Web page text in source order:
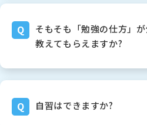
ますが、ご予算等を踏ま
らっています。
いただいたコマ数の中で、
す。
関塾のことをよくよく知
していますので、安心感も
しっかりとした管理体制
いります。
そもそも「勉強の仕方」
教えてもらえますか?
うまい勉強の仕方を、そ
合った形でお話させていた
自習はできますか?